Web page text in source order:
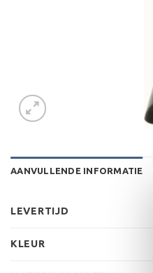
AANVULLENDE INFORMATIE
LEVERTIJD
KLEUR